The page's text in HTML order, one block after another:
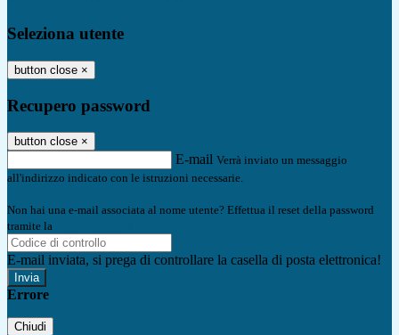
Seleziona utente
button close ×
Recupero password
button close ×
E-mail Verrà inviato un messaggio
all'indirizzo indicato con le istruzioni necessarie.
Non hai una e-mail associata al nome utente? Effettua il reset della password
tramite la
E-mail inviata, si prega di controllare la casella di posta elettronica!
Errore
Chiudi